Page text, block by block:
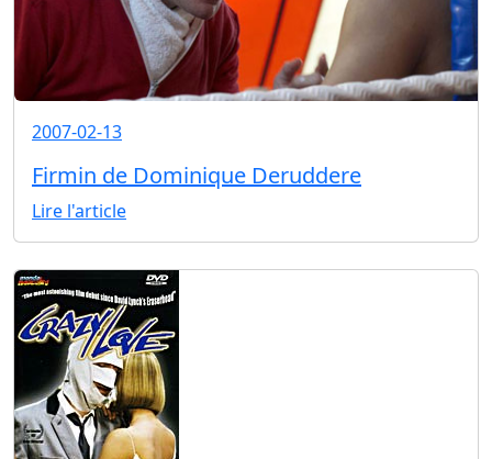
2007-02-13
Firmin de Dominique Deruddere
Lire l'article